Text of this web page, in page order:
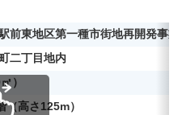
前東地区第一種市街地再開発事業
二丁目地内
）
高さ125m）